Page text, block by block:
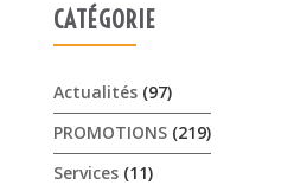
CATÉGORIE
Actualités(97)
PROMOTIONS(219)
Services(11)